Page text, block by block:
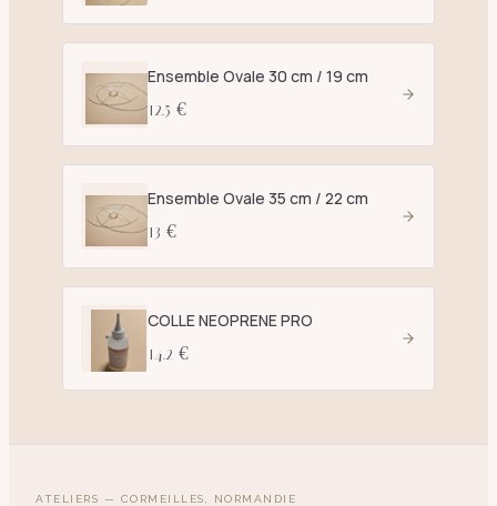
Ensemble Ovale 30 cm / 19 cm
12.5 €
Ensemble Ovale 35 cm / 22 cm
13 €
COLLE NEOPRENE PRO
14.2 €
ATELIERS — CORMEILLES, NORMANDIE